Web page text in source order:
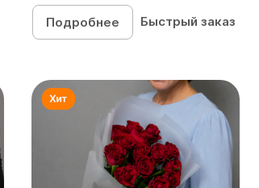
Подробнее Быстрый заказ